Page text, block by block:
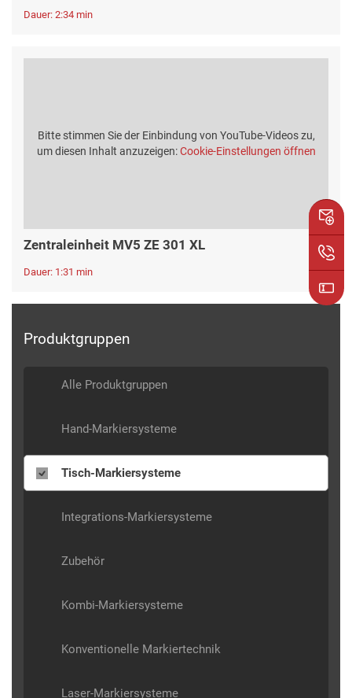
Dauer: 2:34 min
Bitte stimmen Sie der Einbindung von YouTube-Videos zu,
um diesen Inhalt anzuzeigen:Cookie-Einstellungen öffnen
Zentraleinheit MV5 ZE 301 XL
Dauer: 1:31 min
Produktgruppen
Alle Produktgruppen
Hand-Markiersysteme
Tisch-Markiersysteme
Integrations-Markiersysteme
Zubehör
Kombi-Markiersysteme
Konventionelle Markiertechnik
Laser-Markiersysteme